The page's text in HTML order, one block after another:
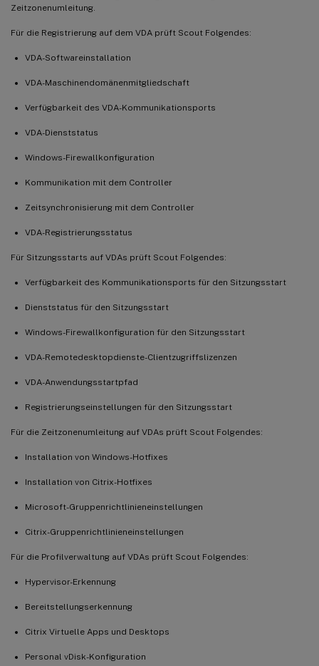
Zeitzonenumleitung.
Für die Registrierung auf dem VDA prüft Scout Folgendes:
VDA-Softwareinstallation
VDA-Maschinendomänenmitgliedschaft
Verfügbarkeit des VDA-Kommunikationsports
VDA-Dienststatus
Windows-Firewallkonfiguration
Kommunikation mit dem Controller
Zeitsynchronisierung mit dem Controller
VDA-Registrierungsstatus
Für Sitzungsstarts auf VDAs prüft Scout Folgendes:
Verfügbarkeit des Kommunikationsports für den Sitzungsstart
Dienststatus für den Sitzungsstart
Windows-Firewallkonfiguration für den Sitzungsstart
VDA-Remotedesktopdienste-Clientzugriffslizenzen
VDA-Anwendungsstartpfad
Registrierungseinstellungen für den Sitzungsstart
Für die Zeitzonenumleitung auf VDAs prüft Scout Folgendes:
Installation von Windows-Hotfixes
Installation von Citrix-Hotfixes
Microsoft-Gruppenrichtlinieneinstellungen
Citrix-Gruppenrichtlinieneinstellungen
Für die Profilverwaltung auf VDAs prüft Scout Folgendes:
Hypervisor-Erkennung
Bereitstellungserkennung
Citrix Virtuelle Apps und Desktops
Personal vDisk-Konfiguration